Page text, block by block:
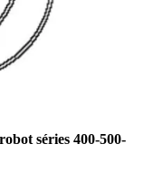
séries 400-500-